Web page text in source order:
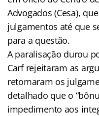
Advogados (Cesa),
julgamentos até que
para a questão.
A paralisação durou
Carf rejeitaram as
retomaram os
detalhado que o
impedimento aos